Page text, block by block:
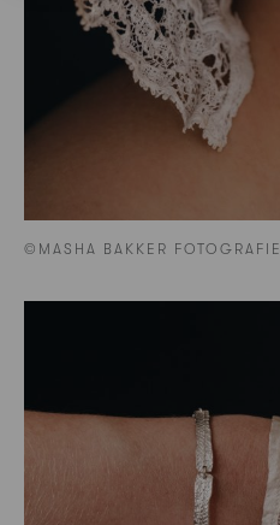
©MASHA BAKKER FOTOGRAFIE